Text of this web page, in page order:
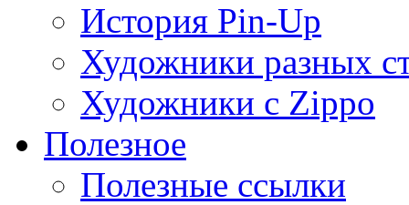
История Pin-Up
Художники разных
Художники с Zippo
Полезное
Полезные ссылки